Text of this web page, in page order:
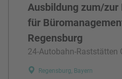
Ausbildung zum/
für
Regensburg
24-Autobahn-Raststätten
Regensburg, Bayern